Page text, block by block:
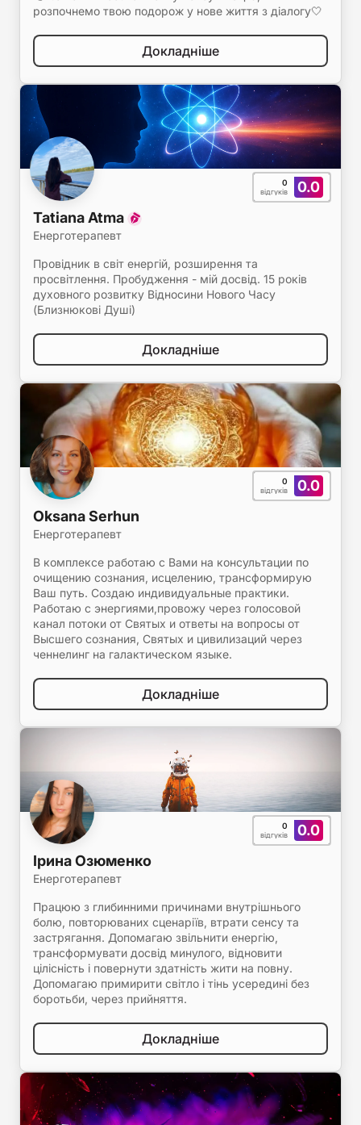
розпочнемо твою подорож у нове життя з діалогу🤍
Докладніше
0.0
0
відгуків
Tatiana Atma
Енерготерапевт
Провідник в світ енергій, розширення та
просвітлення. Пробудження - мій досвід. 15 років
духовного розвитку Відносини Нового Часу
(Близнюкові Душі)
Докладніше
0.0
0
відгуків
Oksana Serhun
Енерготерапевт
В комплексе работаю с Вами на консультации по
очищению сознания, исцелению, трансформирую
Ваш путь. Создаю индивидуальные практики.
Работаю с энергиями,провожу через голосовой
канал потоки от Святых и ответы на вопросы от
Высшего сознания, Святых и цивилизаций через
ченнелинг на галактическом языке.
Докладніше
0.0
0
відгуків
Ірина Озюменко
Енерготерапевт
Працюю з глибинними причинами внутрішнього
болю, повторюваних сценаріїв, втрати сенсу та
застрягання. Допомагаю звільнити енергію,
трансформувати досвід минулого, відновити
цілісність і повернути здатність жити на повну.
Допомагаю примирити світло і тінь усередині без
боротьби, через прийняття.
Докладніше